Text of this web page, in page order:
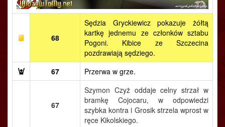
68
Sędzia Gryckiewicz pokazuje żółtą
kartkę jednemu ze członków sztabu
Pogoni. Kibice ze Szczecina
pozdrawiają sędziego.
67
Przerwa w grze.
67
Szymon Czyż oddaje celny strzał w
bramkę Cojocaru, w odpowiedzi
szybka kontra i Grosik strzela wprost w
ręce Kikolskiego.